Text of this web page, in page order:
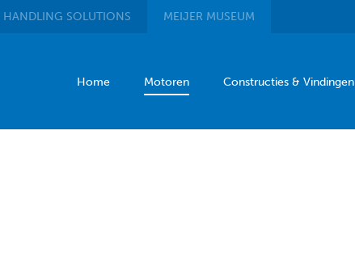
HANDLING SOLUTIONS MEIJER MUSEUM
Home Motoren Constructies & Vindingen